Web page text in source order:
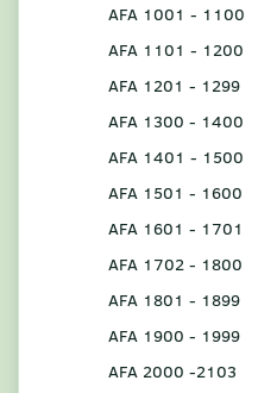
AFA 1001 - 1100
AFA 1101 - 1200
AFA 1201 - 1299
AFA 1300 - 1400
AFA 1401 - 1500
AFA 1501 - 1600
AFA 1601 - 1701
AFA 1702 - 1800
AFA 1801 - 1899
AFA 1900 - 1999
AFA 2000 -2103